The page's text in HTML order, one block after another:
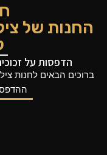
החנות של
הדפסות על
ברוכים הבאים לחנות